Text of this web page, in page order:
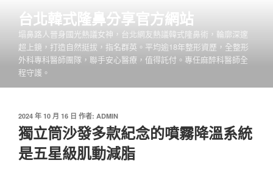
台北韓式隆鼻分享官方網站
塌鼻路人晉身國光熱議女神，台北網友熱議韓式隆鼻術，輪廓深邃
超上鏡，打造自然挺拔，指名群英。平均逾18年整形資歷，全整形
外科專科醫師團隊，聯手安心醫療，值得託付。專任麻醉科醫師全
程守護。
發
佈
於
2024 年 10 月 16 日 作者: ADMIN
獨立筒沙發多款紀念的噴霧降溫系統
是五星級肌動減脂